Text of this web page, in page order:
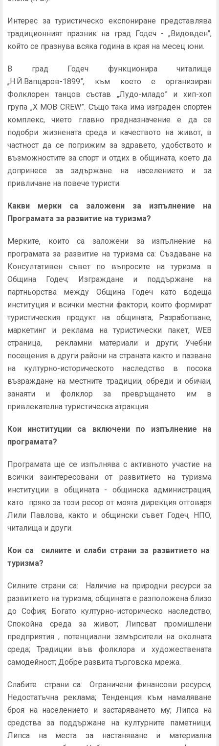
Интерес за туристическо експониране представлява
традиционният празник на град Годеч - „Видовден",
който се празнува всяка година в края на месец юни.
В град Годеч функционира читалище
„Н.Й.Вапцаров-1899”, към което е организиран
Фолклорен танцов състав „Лудо-младо” и хип-хоп
група „X MOB CREW”. Също така има изграден спортен
комплекс, чието главно предназначение е да се
подобри жизнената среда и качеството на живот, в
частност да се погрижим за здравето, удобството и
възможностите за спорт и отдих в общината, което да
допринесе за задържане на населението и за
привличане на повече туристи.
Какви мерки са заложени за изпълнение на
Програмата за развитие на туризма?
Мерките, които са заложени за изпълнение на
програмата за развитие на туризма са: Създаване на
Консултативен съвет по въпросите на туризма в
Община Годеч; Изграждане и поддържане на
партньорства между Община Годеч като водеща
институция и всички местни фактори, които формират
туристическия продукт на общината; Разработване,
маркетинг и реклама на туристически пакет, WEB
страница, рекламни материали и други; Учебни
посещения в други райони на страната както и пазване
на културно-историческото наследство в посока
възраждане на местните традиции, обреди и обичаи,
занаяти и фолклор за превръщането им в
привлекателна туристическа атракция.
Кои институции са включени по изпълнение на
програмата?
Програмата ще се изпълнява с активното участие на
всички заинтересовани от развитието на туризма
институции в общината - общинска администрация,
като пряко за този ресор от моята дирекция отговаря
Лили Павлова, както и общински съвет Годеч, НПО,
читалища и други.
Кои са силните и слаби страни за развитието на
туризма?
Силните страни са: Наличие на природни ресурси за
развитието на туризма; общината е разположена близо
до София; Богато културно-историческо наследство;
Спокойна среда за живот; Липсват промишлени
предприятия , потенциални замърсители на околната
среда; Традиции във фолклора и художествената
самодейност; Добре развита търговска мрежа.
Слабите страни са: Ограничени финансови ресурси;
Недостатъчна реклама; Тенденция към намаляване
броя на населението и застаряването му; Липса на
средства за поддържане на културните паметници;
Липса на места за настаняване и материална